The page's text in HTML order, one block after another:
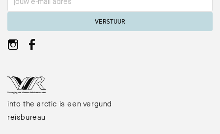
VERSTUUR
into the arctic is een vergund
reisbureau